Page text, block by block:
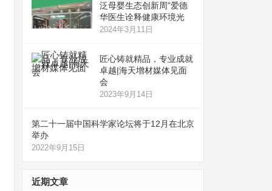
泛母婴生态创新周”爱德
华医生诠释健康环境光
2024年3月11日
匠心铸就精品，专业成就
卓越|海天增材媒体见面
会
2023年9月14日
第二十一届中国科学家论坛将于12月在北京
举办
2022年9月15日
近期文章